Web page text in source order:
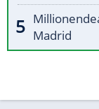
Madrid